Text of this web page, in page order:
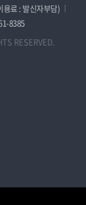
용료 : 발신자부담)
8385
RESERVED.